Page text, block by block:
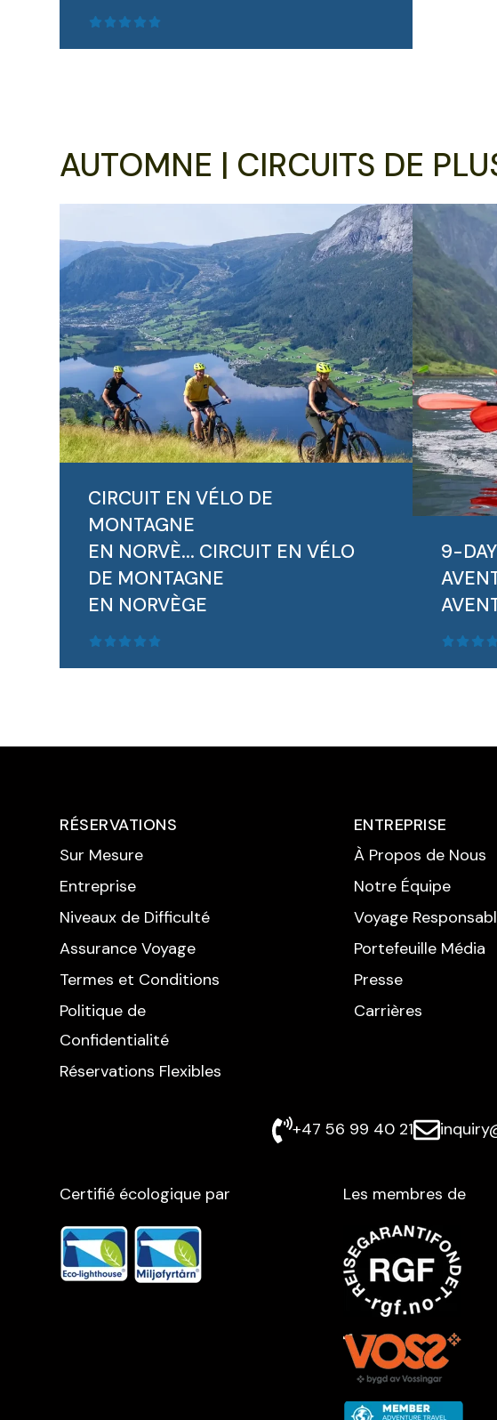
LIRE LA SUITE
AUTOMNE | CIRCUITS DE
CIRCUIT EN VÉLO DE
MONTAGNE
EN NORVÈ... CIRCUIT EN VÉLO
DE MONTAGNE
EN NORVÈGE
LIRE LA SUITE
9-
RÉSERVATIONS
Sur Mesure
Entreprise
Niveaux de Difficulté
Assurance Voyage
Termes et Conditions
Politique de
Confidentialité
Réservations Flexibles
ENTREPRISE
À Propos de Nous
Notre Équipe
Voyage
Portefeuille Média
Presse
Carrières
+47 56 99 40 21
Certifié écologique par Les membres de